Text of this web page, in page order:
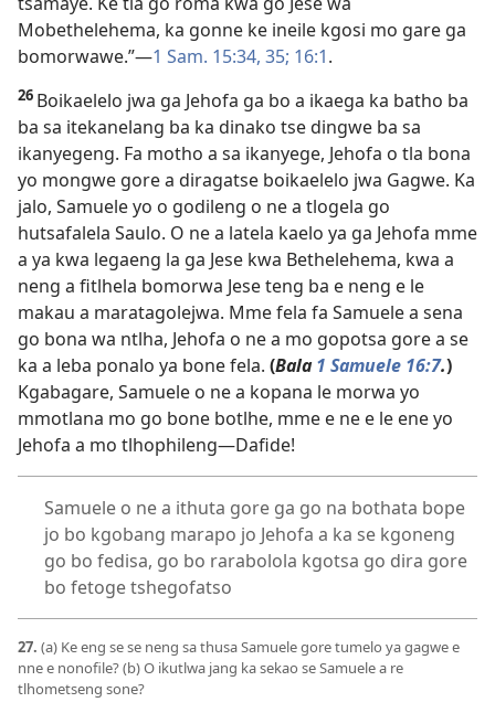
Mobethelehema, ka gonne ke ineile kgosi mo gare ga
bomorwawe.”—1 Sam. 15:34, 35; 16:1.
26 Boikaelelo jwa ga Jehofa ga bo a ikaega ka batho ba
ba sa itekanelang ba ka dinako tse dingwe ba sa
ikanyegeng. Fa motho a sa ikanyege, Jehofa o tla bona
yo mongwe gore a diragatse boikaelelo jwa Gagwe. Ka
jalo, Samuele yo o godileng o ne a tlogela go
hutsafalela Saulo. O ne a latela kaelo ya ga Jehofa mme
a ya kwa legaeng la ga Jese kwa Bethelehema, kwa a
neng a fitlhela bomorwa Jese teng ba e neng e le
makau a maratagolejwa. Mme fela fa Samuele a sena
go bona wa ntlha, Jehofa o ne a mo gopotsa gore a se
ka a leba ponalo ya bone fela. (Bala1 Samuele 16:7.)
Kgabagare, Samuele o ne a kopana le morwa yo
mmotlana mo go bone botlhe, mme e ne e le ene yo
Jehofa a mo tlhophileng—Dafide!
Samuele o ne a ithuta gore ga go na bothata bope
jo bo kgobang marapo jo Jehofa a ka se kgoneng
go bo fedisa, go bo rarabolola kgotsa go dira gore
bo fetoge tshegofatso
27. (a) Ke eng se se neng sa thusa Samuele gore tumelo ya gagwe e
nne e nonofile? (b) O ikutlwa jang ka sekao se Samuele a re
tlhometseng sone?